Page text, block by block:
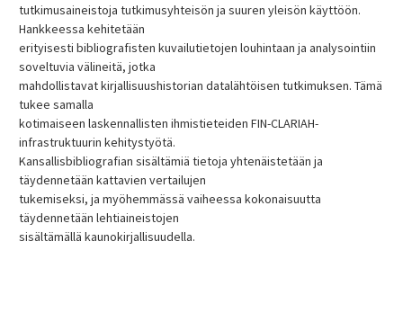
tutkimusaineistoja tutkimusyhteisön ja suuren yleisön käyttöön.
Hankkeessa kehitetään
erityisesti bibliografisten kuvailutietojen louhintaan ja analysointiin
soveltuvia välineitä, jotka
mahdollistavat kirjallisuushistorian datalähtöisen tutkimuksen. Tämä
tukee samalla
kotimaiseen laskennallisten ihmistieteiden FIN-CLARIAH-
infrastruktuurin kehitystyötä.
Kansallisbibliografian sisältämiä tietoja yhtenäistetään ja
täydennetään kattavien vertailujen
tukemiseksi, ja myöhemmässä vaiheessa kokonaisuutta
täydennetään lehtiaineistojen
sisältämällä kaunokirjallisuudella.